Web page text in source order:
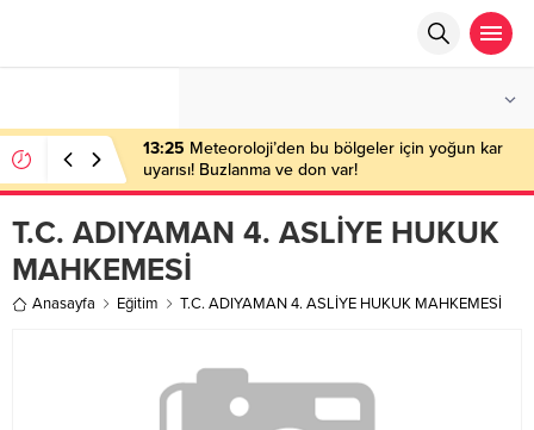
13:25 Meteoroloji’den bu bölgeler için yoğun kar
uyarısı! Buzlanma ve don var!
T.C. ADIYAMAN 4. ASLİYE HUKUK
MAHKEMESİ
Anasayfa Eğitim T.C. ADIYAMAN 4. ASLİYE HUKUK MAHKEMESİ